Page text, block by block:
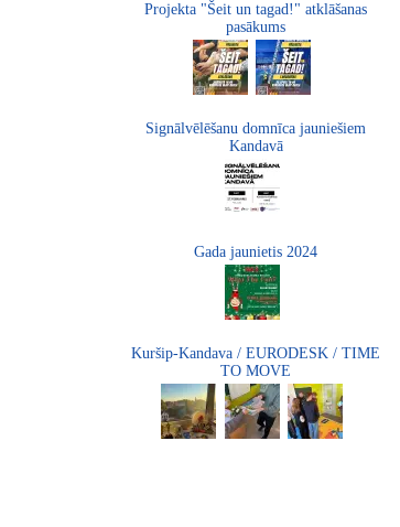
Projekta "Šeit un tagad!" atklāšanas
pasākums
Signālvēlēšanu domnīca jauniešiem
Kandavā
Gada jaunietis 2024
Kuršip-Kandava / EURODESK / TIME
TO MOVE